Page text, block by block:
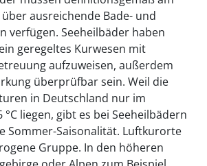
ausreichende Bade- und
verfügen. Seeheilbäder haben
geregeltes Kurwesen mit
aufzuweisen, außerdem
überprüfbar sein. Weil die
in Deutschland nur im
liegen, gibt es bei Seeheilbädern
Sommer-Saisonalität. Luftkurorte
Gruppe. In den höheren